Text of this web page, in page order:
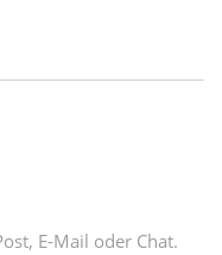
E-Mail oder Chat.